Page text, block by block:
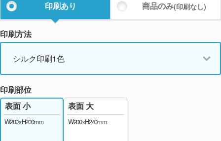
印刷あり 商品のみ(印刷なし)
印刷方法
シルク印刷1色
印刷部位
表面 小
W200×H200mm
表面 大
W200×H240mm